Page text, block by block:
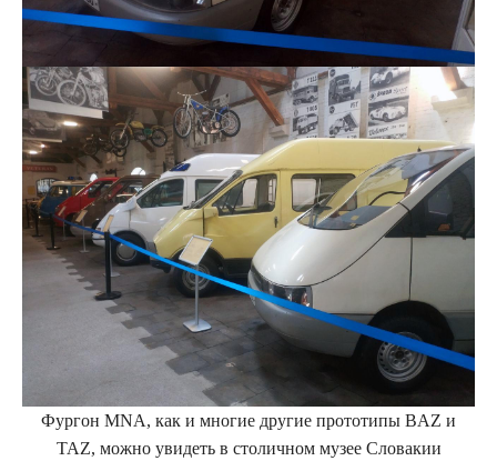
Фургон MNA, как и многие другие прототипы BAZ и
TAZ, можно увидеть в столичном музее Словакии​